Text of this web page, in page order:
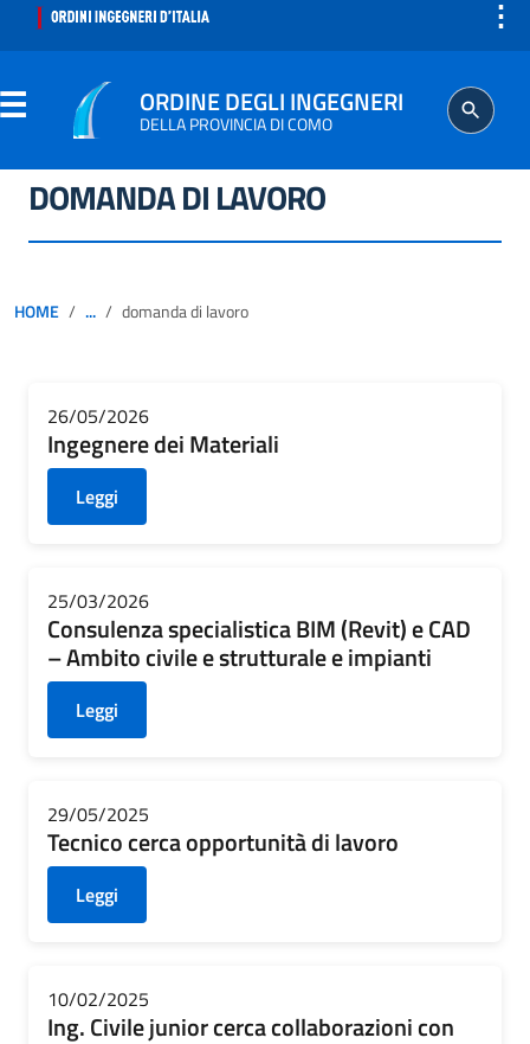
⋮
ORDINE DEGLI INGEGNERI
DELLA PROVINCIA DI COMO
ORDINE
PROFESSIONE
AGGIORNAMENTO PROFESSIONALE
DOMANDA DI LAVORO
HOME ... domanda di lavoro
26/05/2026
Ingegnere dei Materiali
Leggi
25/03/2026
Consulenza specialistica BIM (Revit) e CAD
– Ambito civile e strutturale e impianti
Leggi
29/05/2025
Tecnico cerca opportunità di lavoro
Leggi
10/02/2025
Ing. Civile junior cerca collaborazioni con